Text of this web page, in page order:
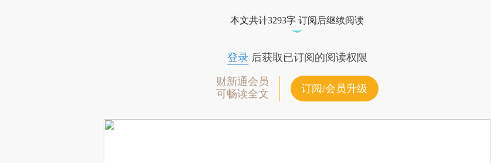
本文共计3293字 订阅后继续阅读
登录后获取已订阅的阅读权限
财新通会员
可畅读全文
订阅/会员升级